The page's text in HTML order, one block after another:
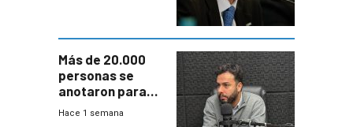
Más de 20.000
personas se
anotaron para
las pruebas
Hace 1 semana